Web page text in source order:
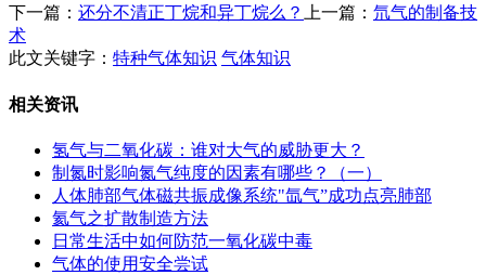
下一篇： 还分不清正丁烷和异丁烷么？ 上一篇： 氘气的制备技
术
此文关键字： 特种气体知识 气体知识
相关资讯
氢气与二氧化碳：谁对大气的威胁更大？
制氮时影响氮气纯度的因素有哪些？（一）
人体肺部气体磁共振成像系统"氙气”成功点亮肺部
氦气之扩散制造方法
日常生活中如何防范一氧化碳中毒
气体的使用安全尝试